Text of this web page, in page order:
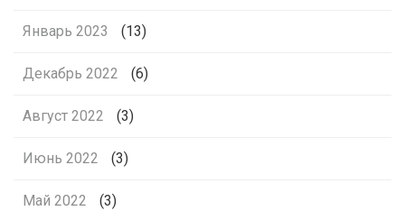
Январь 2023 (13)
Декабрь 2022 (6)
Август 2022 (3)
Июнь 2022 (3)
Май 2022 (3)